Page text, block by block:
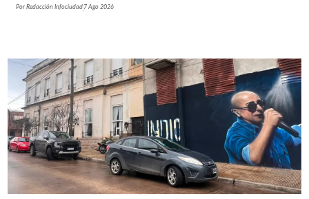
PorRedacción Infociudad 7 Ago 2026